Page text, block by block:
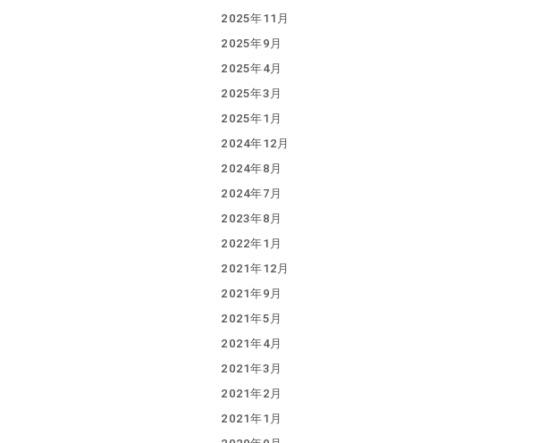
2025年11月
2025年9月
2025年4月
2025年3月
2025年1月
2024年12月
2024年8月
2024年7月
2023年8月
2022年1月
2021年12月
2021年9月
2021年5月
2021年4月
2021年3月
2021年2月
2021年1月